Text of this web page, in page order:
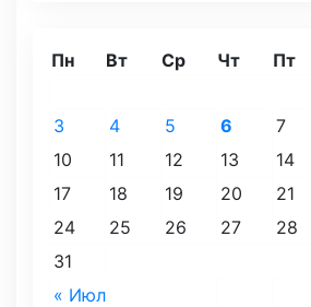
Пн Вт Ср Чт Пт
« Июл
3
4 5 6 7
10
11 12 13 14
17
18 19 20 21
24
25 26 27 28
31